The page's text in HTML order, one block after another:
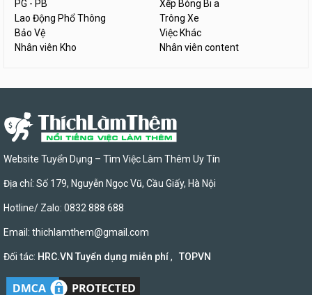
PG - PB
Xếp Bóng Bi a
Lao Động Phổ Thông
Trông Xe
Bảo Vệ
Việc Khác
Nhân viên Kho
Nhân viên content
Website Tuyển Dụng – Tìm Việc Làm Thêm Uy Tín
Địa chỉ: Số 179, Nguyễn Ngọc Vũ, Cầu Giấy, Hà Nội
Hotline/ Zalo: 0832 888 688
Email: thichlamthem@gmail.com
Đối tác: HRC.VN Tuyển dụng miễn phí, TOPVN